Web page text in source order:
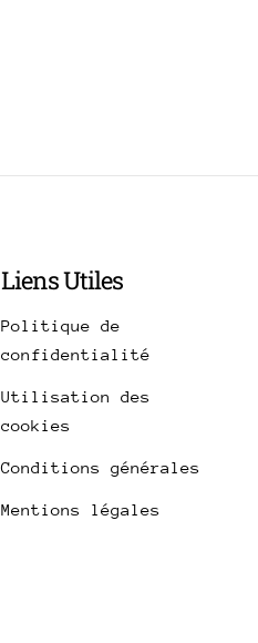
Liens Utiles
Politique de
confidentialité
Utilisation des
cookies
Conditions générales
Mentions légales